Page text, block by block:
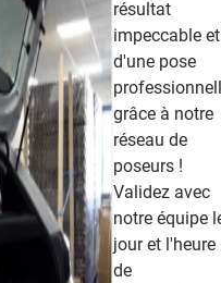
résultat
impeccable et
d'une pose
grâce à notre
réseau de
poseurs !
Validez avec
notre équipe
jour et l'heure
de